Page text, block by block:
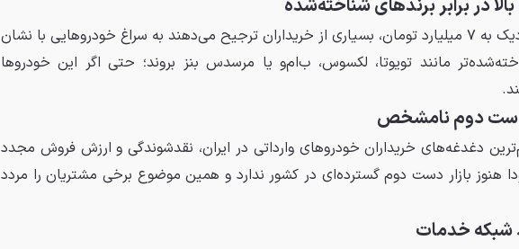
با قیمت نزدیک به ۷ میلیارد تومان، بسیاری از خریداران ترجیح می‌دهند به سراغ خودروهایی با نشان
مانند تویوتا، لکسوس، ب‌ام‌و یا مرسدس بنز بروند؛ حتی اگر این خودروها
دغدغه‌های خریداران خودروهای وارداتی در ایران، نقدشوندگی و ارزش فروش مجدد
هنوز بازار دست دوم گسترده‌ای در کشور ندارد و همین موضوع برخی مشتریان را مردد